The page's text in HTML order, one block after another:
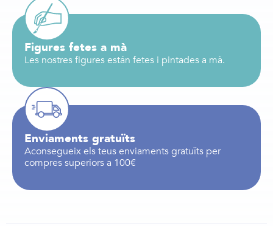
Figures fetes a mà
Les nostres figures están fetes i pintades a mà.
Enviaments gratuïts
Aconsegueix els teus enviaments gratuïts per
compres superiors a 100€